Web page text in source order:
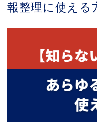
報整理に使え